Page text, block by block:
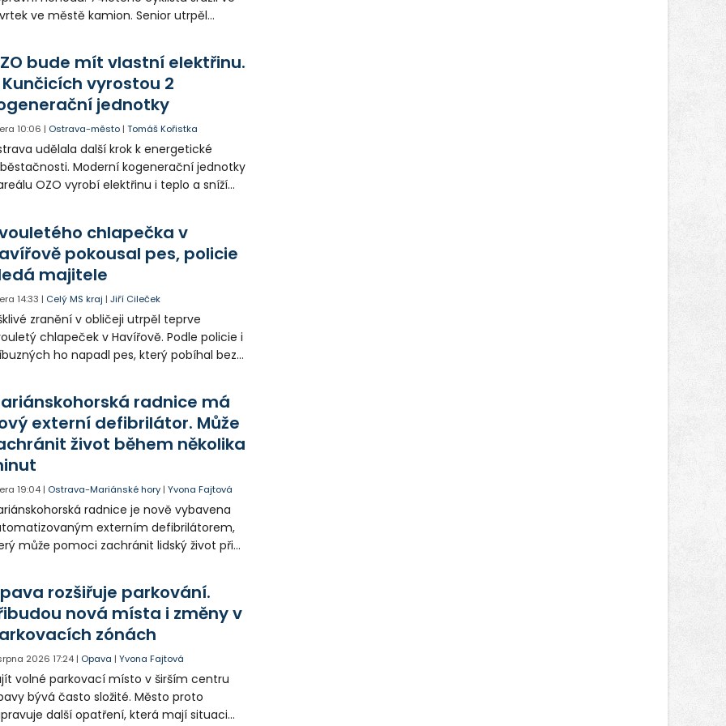
ve městě kamion. Senior utrpěl
případné svědky.
bude mít vlastní elektřinu.
Kunčicích vyrostou 2
jednotky
10:06 | Ostrava-město |Tomáš Kořistka
udělala další krok k energetické
Moderní kogenerační jednotky
OZO vyrobí elektřinu i teplo a sníží
chlapečka v
pokousal pes, policie
majitele
14:33 | Celý MS kraj |Jiří Cileček
zranění v obličeji utrpěl teprve
chlapeček v Havířově. Podle policie i
ho napadl pes, který pobíhal bez
psa hledá.
radnice má
externí defibrilátor. Může
život během několika
19:04 | Ostrava-Mariánské hory |Yvona Fajtová
radnice je nově vybavena
externím defibrilátorem,
může pomoci zachránit lidský život při
pokynům jej zvládne obsloužit i
bez zdravotnického vzdělání.
rozšiřuje parkování.
nová místa i změny v
zónách
2026 17:24 | Opava |Yvona Fajtová
volné parkovací místo v širším centru
bývá často složité. Město proto
další opatření, která mají situaci